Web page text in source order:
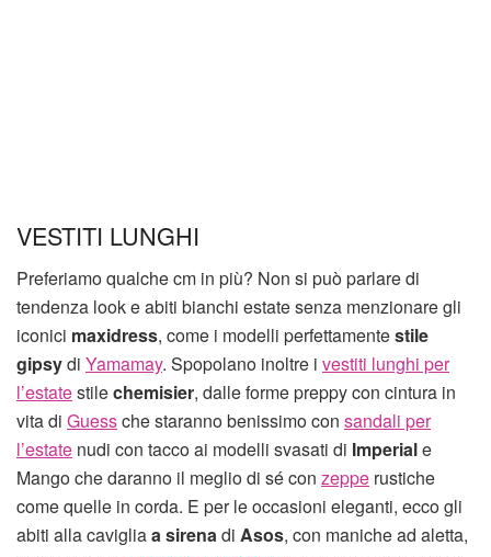
VESTITI LUNGHI
Preferiamo qualche cm in più? Non si può parlare di
tendenza look e abiti bianchi estate senza menzionare gli
iconici maxidress, come i modelli perfettamentestile
gipsydi Yamamay. Spopolano inoltre i vestiti lunghi per
l’estatestilechemisier, dalle forme preppy con cintura in
vita di Guessche staranno benissimo con sandali per
l’estate nudi con tacco ai modelli svasati di Imperiale
Mango che daranno il meglio di sé con zeppe rustiche
come quelle in corda. E per le occasioni eleganti, ecco gli
abiti alla cavigliaa sirena di Asos, con maniche ad aletta,